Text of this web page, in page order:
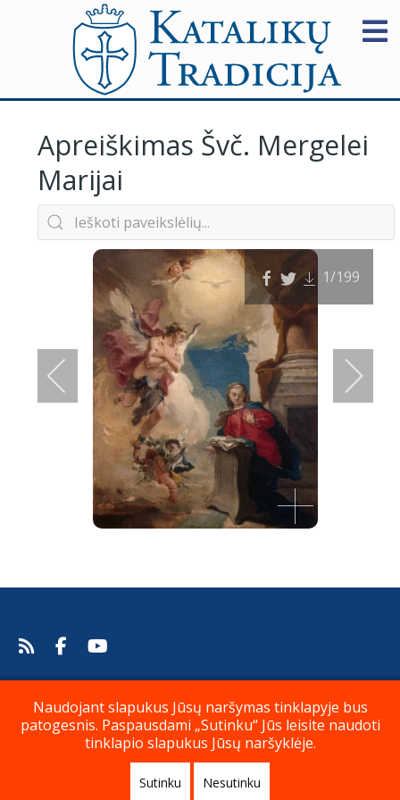
Apreiškimas Švč. Mergelei
Marijai
1/199
Šaltinis:Web Gallery of Art
Privatumo politika Paremkite mus
Apie
Naudojant slapukus Jūsų naršymas tinklapyje bus
patogesnis. Paspausdami „Sutinku“ Jūs leisite naudoti
tinklapio slapukus Jūsų naršyklėje.
Sutinku Nesutinku